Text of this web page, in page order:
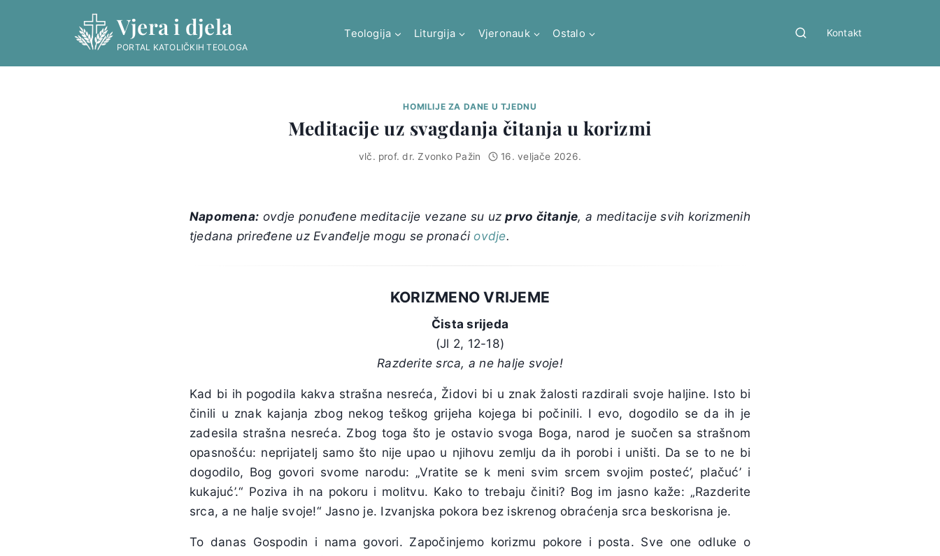
Vjera i djela
PORTAL KATOLIČKIH TEOLOGA
Teologija Liturgija Vjeronauk Ostalo Kontakt
HOMILIJE ZA DANE U TJEDNU
Meditacije uz svagdanja čitanja u korizmi
vlč. prof. dr. Zvonko Pažin 16. veljače 2026.
Napomena: ovdje ponuđene meditacije vezane su uzprvo čitanje, a meditacije svih korizmenih
tjedana priređene uz Evanđelje mogu se pronaćiovdje.
KORIZMENO VRIJEME
Čista srijeda
(Jl 2, 12-18)
Razderite srca, a ne halje svoje!
Kad bi ih pogodila kakva strašna nesreća, Židovi bi u znak žalosti razdirali svoje haljine. Isto bi
činili u znak kajanja zbog nekog teškog grijeha kojega bi počinili. I evo, dogodilo se da ih je
zadesila strašna nesreća. Zbog toga što je ostavio svoga Boga, narod je suočen sa strašnom
opasnošću: neprijatelj samo što nije upao u njihovu zemlju da ih porobi i uništi. Da se to ne bi
dogodilo, Bog govori svome narodu: „Vratite se k meni svim srcem svojim posteć’, plačuć’ i
kukajuć’.“ Poziva ih na pokoru i molitvu. Kako to trebaju činiti? Bog im jasno kaže: „Razderite
srca, a ne halje svoje!“ Jasno je. Izvanjska pokora bez iskrenog obraćenja srca beskorisna je.
To danas Gospodin i nama govori. Započinjemo korizmu pokore i posta. Sve one odluke o